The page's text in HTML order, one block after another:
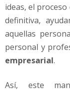
ideas, el proceso
definitiva,
aquellas
personal y
empresarial.
Así, este